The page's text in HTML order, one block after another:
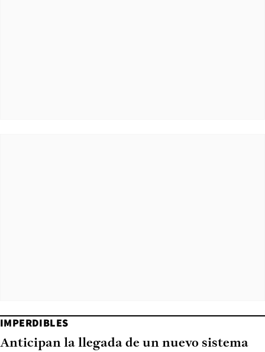
IMPERDIBLES
Anticipan la llegada de un nuevo sistema